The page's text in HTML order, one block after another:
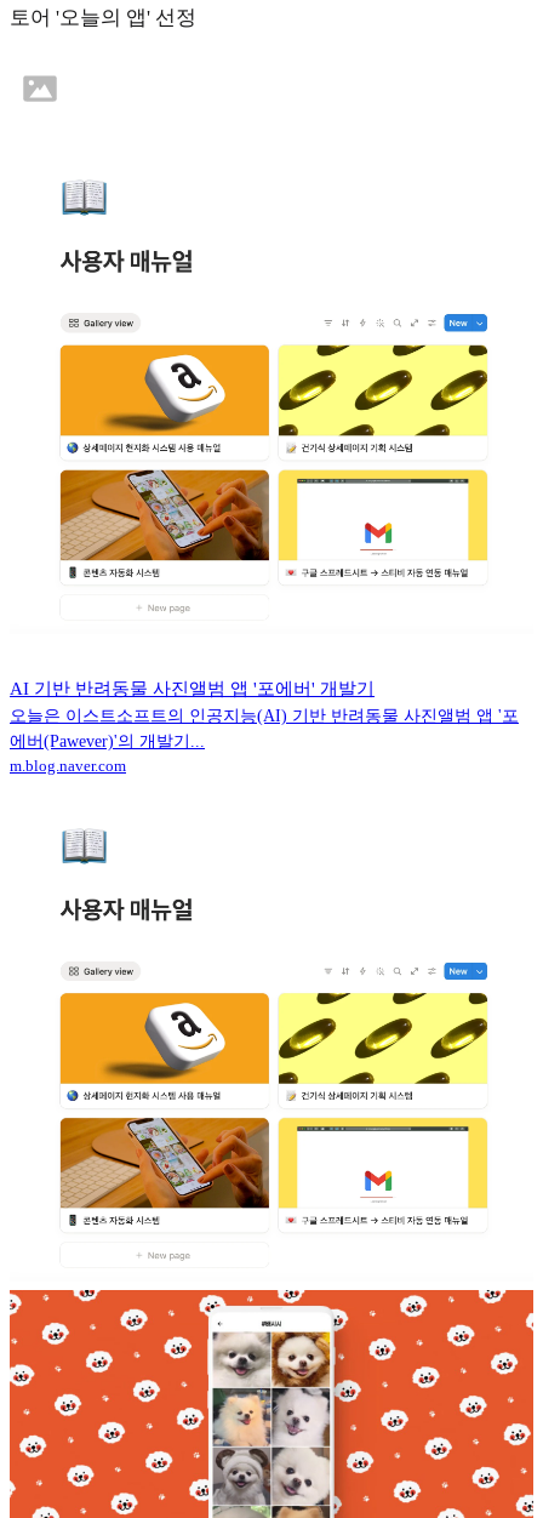
토어 '오늘의 앱' 선정
AI 기반 반려동물 사진앨범 앱 '포에버' 개발기
오늘은 이스트소프트의 인공지능(AI) 기반 반려동물 사진앨범 앱 '포
에버(Pawever)'의 개발기...
m.blog.naver.com